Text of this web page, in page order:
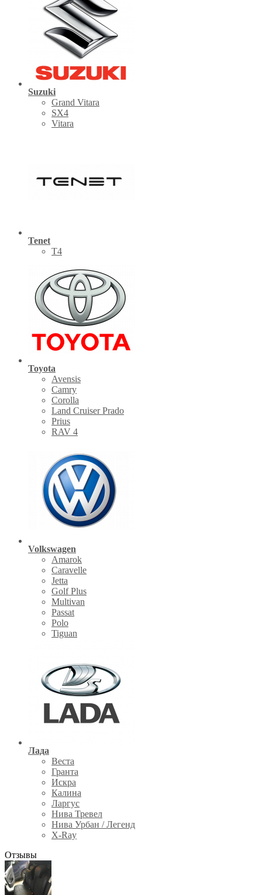
Suzuki
Grand Vitara
SX4
Vitara
Tenet
Т4
Toyota
Avensis
Camry
Corolla
Land Cruiser Prado
Prius
RAV 4
Volkswagen
Amarok
Caravelle
Jetta
Golf Plus
Multivan
Passat
Polo
Tiguan
Лада
Веста
Гранта
Искра
Калина
Ларгус
Нива Тревел
Нива Урбан / Легенд
X-Ray
Отзывы